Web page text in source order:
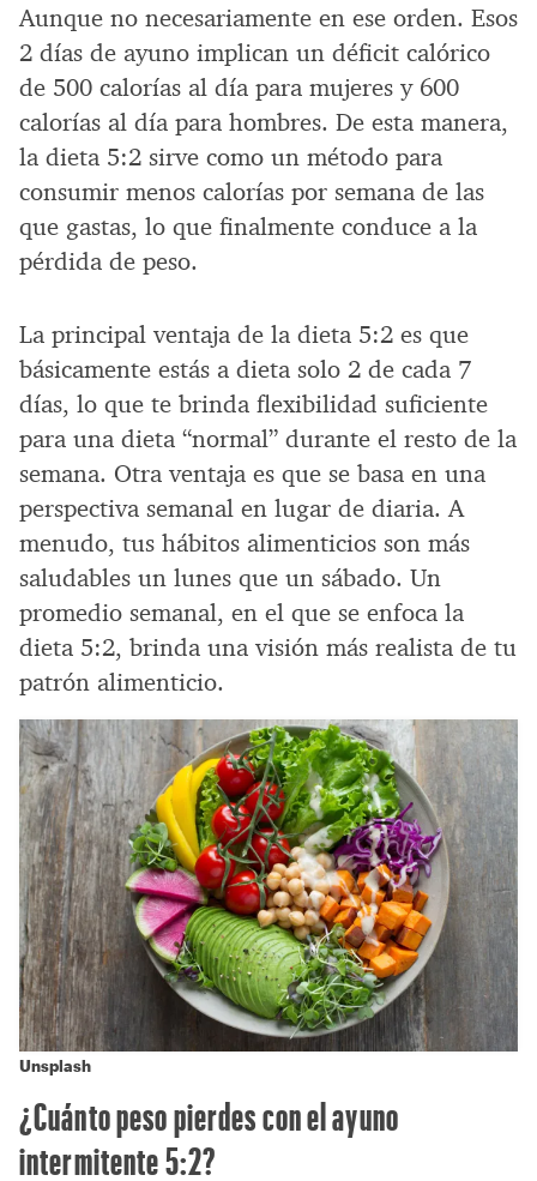
Aunque no necesariamente en ese orden. Esos
2 días de ayuno implican un déficit calórico
de 500 calorías al día para mujeres y 600
calorías al día para hombres. De esta manera,
la dieta 5:2 sirve como un método para
consumir menos calorías por semana de las
que gastas, lo que finalmente conduce a la
pérdida de peso.
La principal ventaja de la dieta 5:2 es que
básicamente estás a dieta solo 2 de cada 7
días, lo que te brinda flexibilidad suficiente
para una dieta “normal” durante el resto de la
semana. Otra ventaja es que se basa en una
perspectiva semanal en lugar de diaria. A
menudo, tus hábitos alimenticios son más
saludables un lunes que un sábado. Un
promedio semanal, en el que se enfoca la
dieta 5:2, brinda una visión más realista de tu
patrón alimenticio.
Unsplash
¿Cuánto peso pierdes con el ayuno
intermitente 5:2?